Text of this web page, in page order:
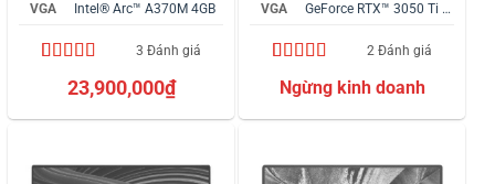
VGA
Intel® Arc™ A370M 4GB
4.67trên 5
dựa trên
3 Đánh giá
23,900,000₫
VGA
GeForce RTX™ 3050 Ti 4GB
5.00 trên 5
dựa trên
2
2 Đánh giá